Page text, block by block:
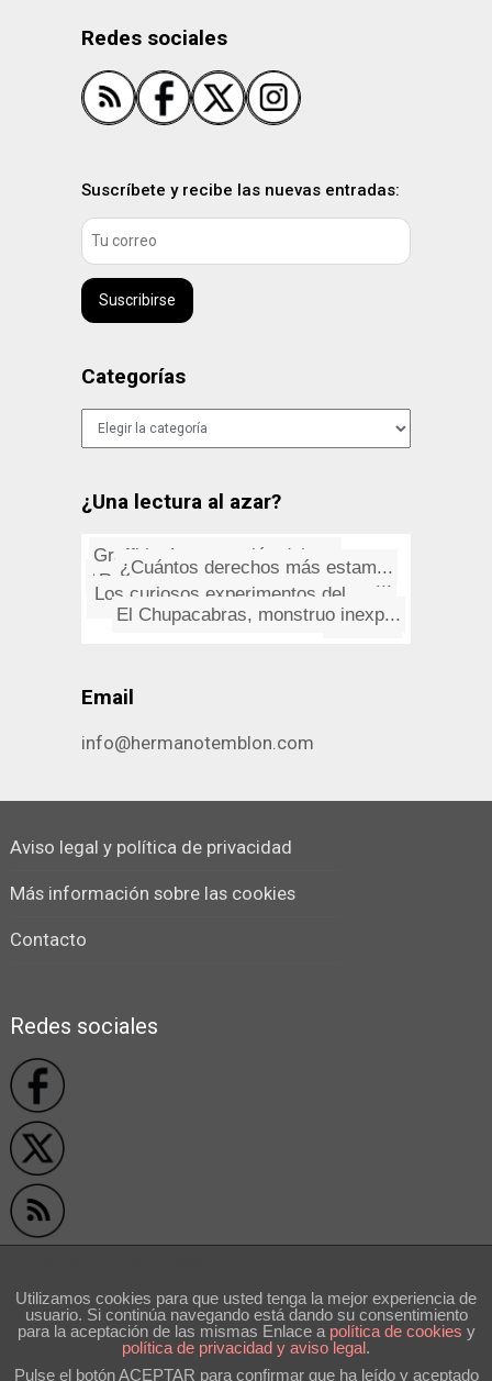
Redes sociales
Suscríbete y recibe las nuevas entradas:
Suscribirse
Categorías
Categorías
¿Una lectura al azar?
Artilugios para despachar a lo...
La patria
Ramón de Campoamor: "Los dos ...
Graffitis: La expresión del p...
Arturo Barea: La forja de un r...
Magufos
¿Cuántos derechos más estam...
Cardeña, caballos junto cruz ...
Los curiosos experimentos del ...
El Chupacabras, monstruo inexp...
Email
info@hermanotemblon.com
Aviso legal y política de privacidad
Más información sobre las cookies
Contacto
Redes sociales
Utilizamos cookies para que usted tenga la mejor experiencia de
usuario. Si continúa navegando está dando su consentimiento
para la aceptación de las mismas Enlace a polí­tica de cookies y
política de privacidad y aviso legal.
Pulse el botón ACEPTAR para confirmar que ha leído y aceptado